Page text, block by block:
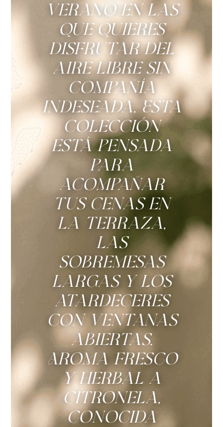
verano en las
que quieres
disfrutar del
aire libre sin
compañía
indeseada. Esta
colección
está pensada
para
acompañar
tus cenas en
la terraza,
las
sobremesas
largas y los
atardeceres
con ventanas
abiertas.
Aroma fresco
y herbal a
citronela,
conocida